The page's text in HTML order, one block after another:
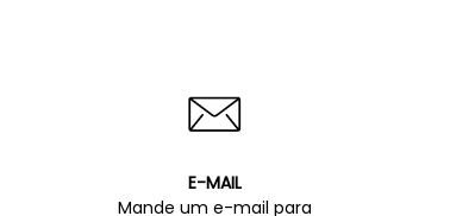
E-MAIL
Mande um e-mail para